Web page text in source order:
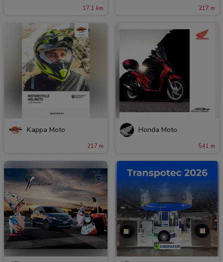
17.1 km 217 m
Kappa Moto
217 m
Honda Moto
541 m